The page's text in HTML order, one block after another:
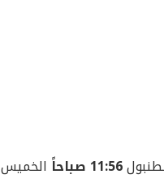
11:56 صباحاً
الخميس 06 أغسطس 2026.